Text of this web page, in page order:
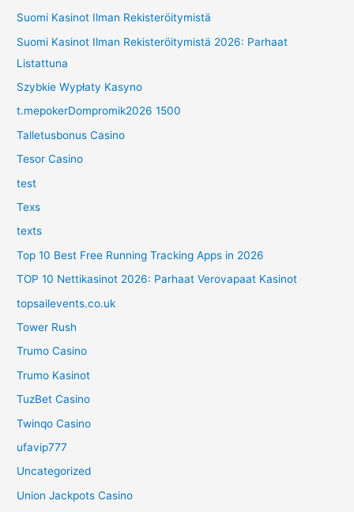
Suomi Kasinot Ilman Rekisteröitymistä
Suomi Kasinot Ilman Rekisteröitymistä 2026: Parhaat
Listattuna
Szybkie Wypłaty Kasyno
t.mepokerDompromik2026 1500
Talletusbonus Casino
Tesor Casino
test
Texs
texts
Top 10 Best Free Running Tracking Apps in 2026
TOP 10 Nettikasinot 2026: Parhaat Verovapaat Kasinot
topsailevents.co.uk
Tower Rush
Trumo Casino
Trumo Kasinot
TuzBet Casino
Twinqo Casino
ufavip777
Uncategorized
Union Jackpots Casino